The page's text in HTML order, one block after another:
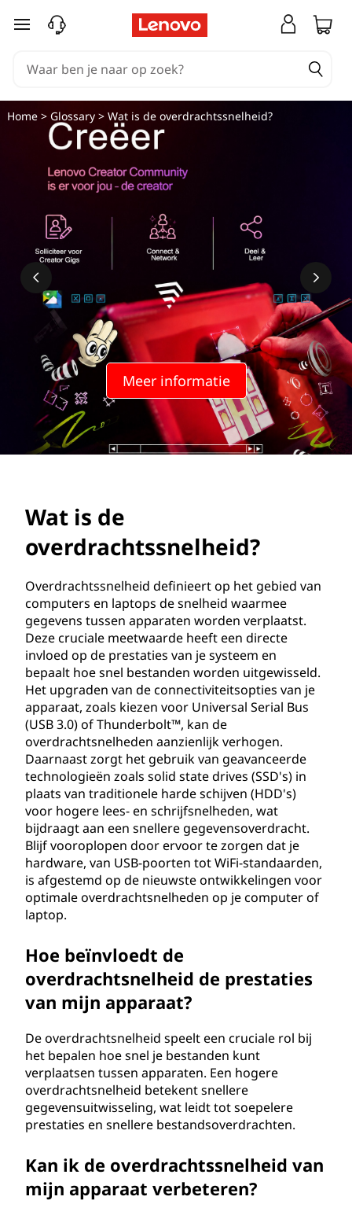
W
a
Ga naar de hoofdinhoud
Meer informatie
Home> Glossary> Wat is de overdrachtssnelheid?
Wat is de
overdrachtssnelheid?
Overdrachtssnelheid definieert op het gebied van
computers en laptops de snelheid waarmee
gegevens tussen apparaten worden verplaatst.
Deze cruciale meetwaarde heeft een directe
invloed op de prestaties van je systeem en
bepaalt hoe snel bestanden worden uitgewisseld.
Het upgraden van de connectiviteitsopties van je
apparaat, zoals kiezen voor Universal Serial Bus
(USB 3.0) of Thunderbolt™, kan de
overdrachtsnelheden aanzienlijk verhogen.
Daarnaast zorgt het gebruik van geavanceerde
technologieën zoals solid state drives (SSD's) in
plaats van traditionele harde schijven (HDD's)
voor hogere lees- en schrijfsnelheden, wat
bijdraagt aan een snellere gegevensoverdracht.
Blijf vooroplopen door ervoor te zorgen dat je
hardware, van USB-poorten tot WiFi-standaarden,
is afgestemd op de nieuwste ontwikkelingen voor
optimale overdrachtsnelheden op je computer of
laptop.
Hoe beïnvloedt de
overdrachtsnelheid de prestaties
van mijn apparaat?
De overdrachtsnelheid speelt een cruciale rol bij
het bepalen hoe snel je bestanden kunt
verplaatsen tussen apparaten. Een hogere
overdrachtsnelheid betekent snellere
gegevensuitwisseling, wat leidt tot soepelere
prestaties en snellere bestandsoverdrachten.
Kan ik de overdrachtssnelheid van
mijn apparaat verbeteren?